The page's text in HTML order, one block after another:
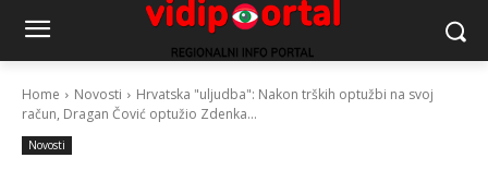
Home Novosti
Hrvatska "uljudba": Nakon trških optužbi na svoj
račun, Dragan Čović optužio Zdenka...
Novosti